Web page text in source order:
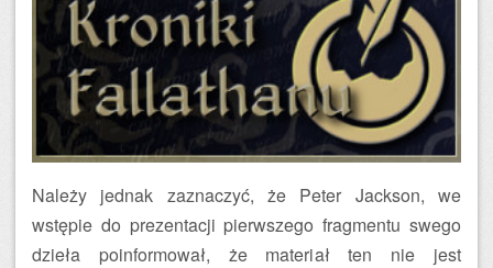
Należy jednak zaznaczyć, że Peter Jackson, we
wstępie do prezentacji pierwszego fragmentu swego
dzieła poinformował, że materiał ten nie jest